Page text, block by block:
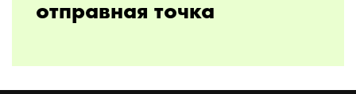
отправная точка